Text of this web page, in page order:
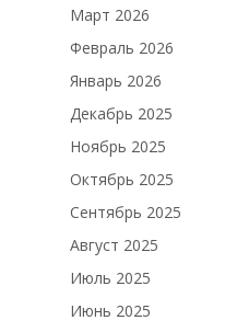
Март 2026
Февраль 2026
Январь 2026
Декабрь 2025
Ноябрь 2025
Октябрь 2025
Сентябрь 2025
Август 2025
Июль 2025
Июнь 2025